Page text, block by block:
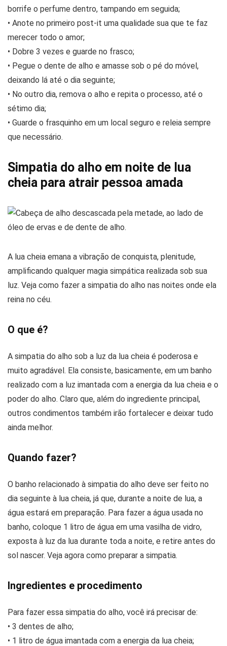
borrife o perfume dentro, tampando em seguida;
• Anote no primeiro post-it uma qualidade sua que te faz
merecer todo o amor;
• Dobre 3 vezes e guarde no frasco;
• Pegue o dente de alho e amasse sob o pé do móvel,
deixando lá até o dia seguinte;
• No outro dia, remova o alho e repita o processo, até o
sétimo dia;
• Guarde o frasquinho em um local seguro e releia sempre
que necessário.
Simpatia do alho em noite de lua
cheia para atrair pessoa amada
A lua cheia emana a vibração de conquista, plenitude,
amplificando qualquer magia simpática realizada sob sua
luz. Veja como fazer a simpatia do alho nas noites onde ela
reina no céu.
O que é?
A simpatia do alho sob a luz da lua cheia é poderosa e
muito agradável. Ela consiste, basicamente, em um banho
realizado com a luz imantada com a energia da lua cheia e o
poder do alho. Claro que, além do ingrediente principal,
outros condimentos também irão fortalecer e deixar tudo
ainda melhor.
Quando fazer?
O banho relacionado à simpatia do alho deve ser feito no
dia seguinte à lua cheia, já que, durante a noite de lua, a
água estará em preparação. Para fazer a água usada no
banho, coloque 1 litro de água em uma vasilha de vidro,
exposta à luz da lua durante toda a noite, e retire antes do
sol nascer. Veja agora como preparar a simpatia.
Ingredientes e procedimento
Para fazer essa simpatia do alho, você irá precisar de:
• 3 dentes de alho;
• 1 litro de água imantada com a energia da lua cheia;